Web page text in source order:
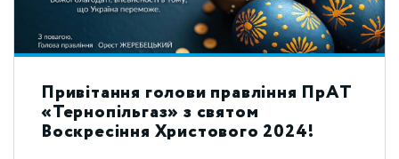
Привітання голови правління ПрАТ
«Тернопільгаз» з святом
Воскресіння Христового 2024!